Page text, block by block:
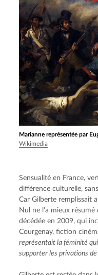
Marianne représentée par
Wikimedia
Sensualité en France,
différence culturelle,
Car Gilberte remplissait
Nul ne l’a mieux résumé
décédée en 2009, qui
Courgenay, fiction
représentait la féminité
supporter les privations